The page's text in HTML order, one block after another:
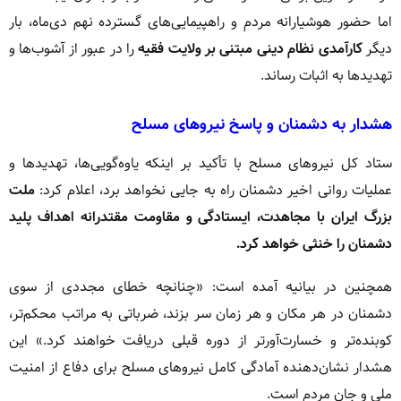
اما حضور هوشیارانه مردم و راهپیمایی‌های گسترده نهم دی‌ماه، بار
دیگرکارآمدی نظام دینی مبتنی بر ولایت فقیهرا در عبور از آشوب‌ها و
تهدیدها به اثبات رساند.
هشدار به دشمنان و پاسخ نیروهای مسلح
ستاد کل نیروهای مسلح با تأکید بر اینکه یاوه‌گویی‌ها، تهدیدها و
عملیات روانی اخیر دشمنان راه به جایی نخواهد برد، اعلام کرد: ملت
بزرگ ایران با مجاهدت، ایستادگی و مقاومت مقتدرانه اهداف پلید
دشمنان را خنثی خواهد کرد.
همچنین در بیانیه آمده است: «چنانچه خطای مجددی از سوی
دشمنان در هر مکان و هر زمان سر بزند، ضرباتی به مراتب محکم‌تر،
کوبنده‌تر و خسارت‌آورتر از دوره قبلی دریافت خواهند کرد.» این
هشدار نشان‌دهنده آمادگی کامل نیروهای مسلح برای دفاع از امنیت
ملی و جان مردم است.